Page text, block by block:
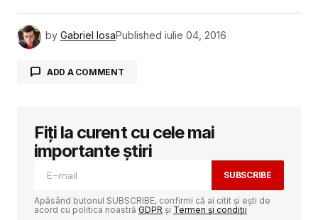
by Gabriel IosaPublished iulie 04, 2016
ADD A COMMENT
Adresa ta de email nu va fi publicată.
Câmpurile obligatorii sunt marcate cu
Fiți la curent cu cele mai
importante știri
SUBSCRIBE
Apăsând butonul SUBSCRIBE, confirmi că ai citit și ești de
acord cu politica noastră GDPR și Termen și condiții